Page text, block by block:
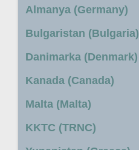
Almanya (Germany)
Bulgaristan (Bulgaria)
Danimarka (Denmark)
Kanada (Canada)
Malta (Malta)
KKTC (TRNC)